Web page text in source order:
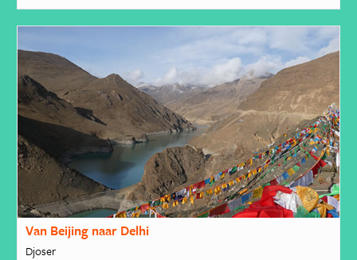
Van Beijing naar Delhi
Djoser